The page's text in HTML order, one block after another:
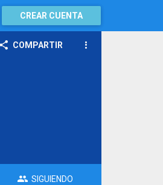
CREAR CUENTA
COMPARTIR
SIGUIENDO